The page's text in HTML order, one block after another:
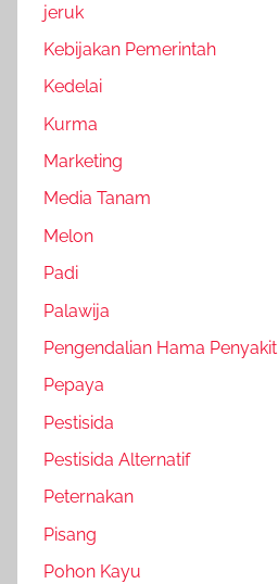
jeruk
Kebijakan Pemerintah
Kedelai
Kurma
Marketing
Media Tanam
Melon
Padi
Palawija
Pengendalian Hama Penyakit
Pepaya
Pestisida
Pestisida Alternatif
Peternakan
Pisang
Pohon Kayu